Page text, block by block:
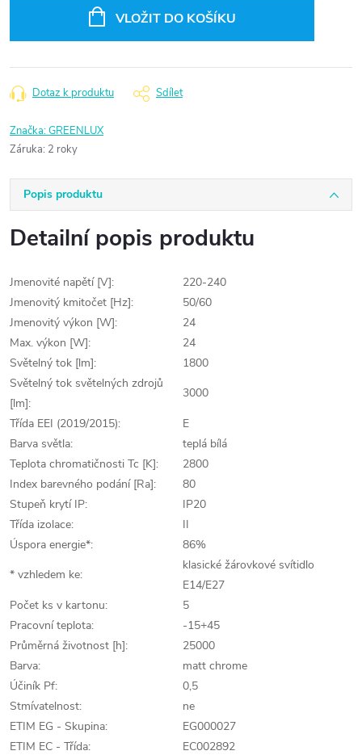
VLOŽIT DO KOŠÍKU
Dotaz k produktu Sdílet
Značka:GREENLUX
Záruka: 2 roky
Popis produktu
Detailní popis produktu
Jmenovité napětí [V]:
220-240
Jmenovitý kmitočet [Hz]:
50/60
Jmenovitý výkon [W]:
24
Max. výkon [W]:
24
Světelný tok [lm]:
1800
Světelný tok světelných zdrojů
[lm]:
3000
Třída EEI (2019/2015):
E
Barva světla:
teplá bílá
Teplota chromatičnosti Tc [K]:
2800
Index barevného podání [Ra]:
80
Stupeň krytí IP:
IP20
Třída izolace:
II
Úspora energie*:
86%
* vzhledem ke:
klasické žárovkové svítidlo
E14/E27
Počet ks v kartonu:
5
Pracovní teplota:
-15+45
Průměrná životnost [h]:
25000
Barva:
matt chrome
Účiník Pf:
0,5
Stmívatelnost:
ne
ETIM EG - Skupina:
EG000027
ETIM EC - Třída:
EC002892